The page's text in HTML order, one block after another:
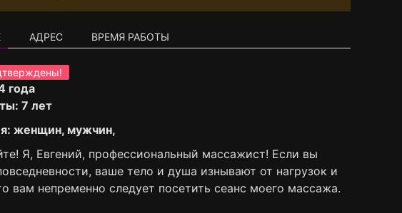
АДРЕС ВРЕМЯ РАБОТЫ
года
7 лет
женщин, мужчин,
Я, Евгений, профессиональный массажист! Если вы
ваше тело и душа изнывают от нагрузок и
вам непременно следует посетить сеанс моего массажа.